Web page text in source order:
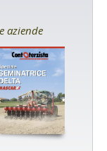
aziende